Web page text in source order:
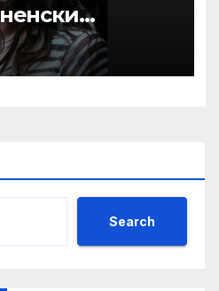
ще пеят на
Search